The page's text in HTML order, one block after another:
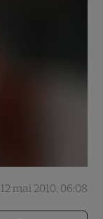
12 mai 2010, 06:08